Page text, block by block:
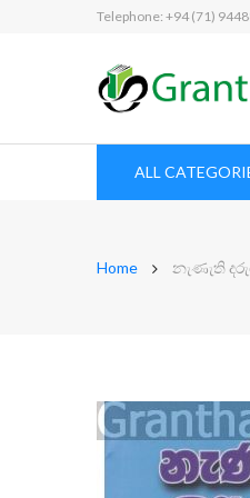
Telephone: +94 (71)
ALL
Home නැණැති
Skip
to